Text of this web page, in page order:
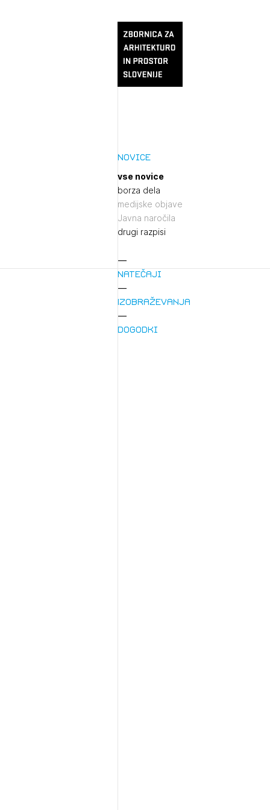
Novice
vse novice
borza dela
medijske objave
Javna naročila
drugi razpisi
Natečaji
Izobraževanja
Dogodki